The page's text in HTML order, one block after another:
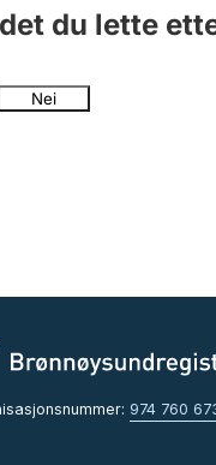
du lette
Nei
974 760